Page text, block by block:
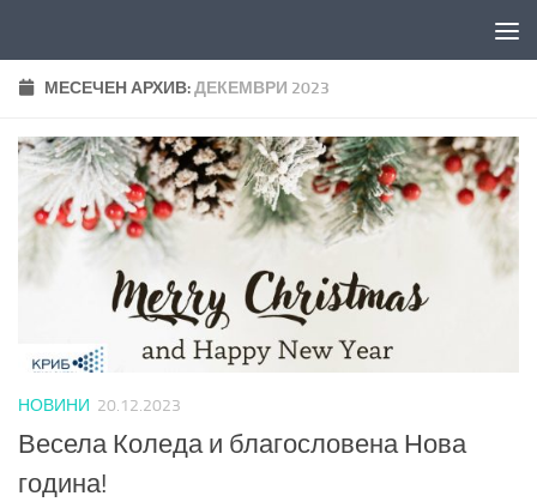
МЕСЕЧЕН АРХИВ:ДЕКЕМВРИ 2023
НОВИНИ 20.12.2023
Весела Коледа и благословена Нова
година!